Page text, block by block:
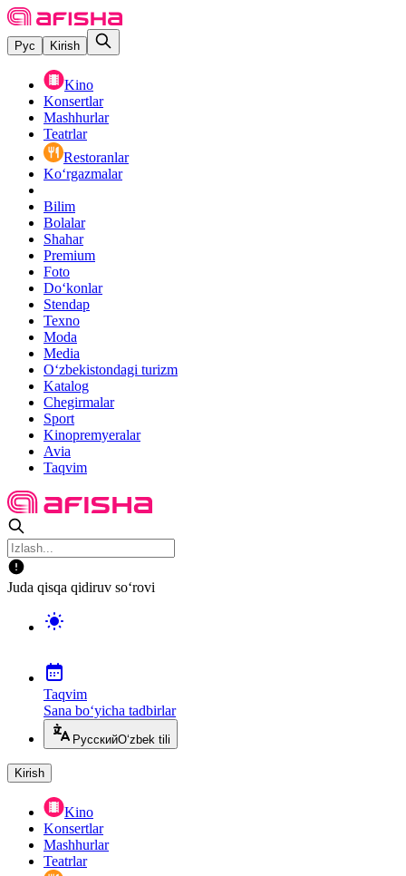
Рус Kirish
Kino
Konsertlar
Mashhurlar
Teatrlar
Restoranlar
Ko‘rgazmalar
Bilim
Bolalar
Shahar
Premium
Foto
Do‘konlar
Stendap
Texno
Moda
Media
O‘zbekistondagi turizm
Katalog
Chegirmalar
Sport
Kinopremyeralar
Avia
Taqvim
Juda qisqa qidiruv so‘rovi
Taqvim
Sana bo‘yicha tadbirlar
РусскийO‘zbek tili
Kirish
Kino
Konsertlar
Mashhurlar
Teatrlar